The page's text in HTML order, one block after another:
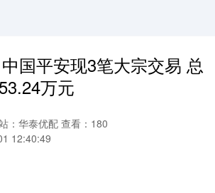
国平安现3笔大宗交易 总
万元
：华泰优配 查看：180
12:40:49